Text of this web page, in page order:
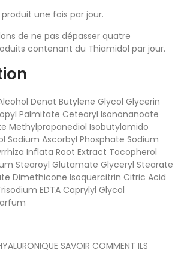
une fois par jour.
de ne pas dépasser quatre
contenant du Thiamidol par jour.
Denat Butylene Glycol Glycerin
Palmitate Cetearyl Isononanoate
Methylpropanediol Isobutylamido
Sodium Ascorbyl Phosphate Sodium
Inflata Root Extract Tocopherol
Stearoyl Glutamate Glyceryl Stearate
Dimethicone Isoquercitrin Citric Acid
EDTA Caprylyl Glycol
SAVOIR COMMENT ILS